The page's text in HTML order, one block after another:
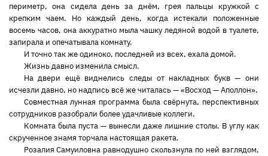
периметр, она сидела день за днём, грея пальцы кружкой с
крепким чаем. Но каждый день, когда истекали положенные
восемь часов, она аккуратно мыла чашку ледяной водой в туалете,
запирала и опечатывала комнату.
И точно так же одиноко, последней из всех, ехала домой.
Жизнь давно изменила смысл.
На двери ещё виднелись следы от накладных букв — они
исчезли давно, но надпись всё же читалась — «Восход — Аполлон».
Совместная лунная программа была свёрнута, перспективных
сотрудников разобрали более удачливые коллеги.
Комната была пуста — вынесли даже лишние столы. В углу как
скрученное знамя торчала настоящая ракета.
Розалия Самуиловна равнодушно скользнула по ней взглядом,